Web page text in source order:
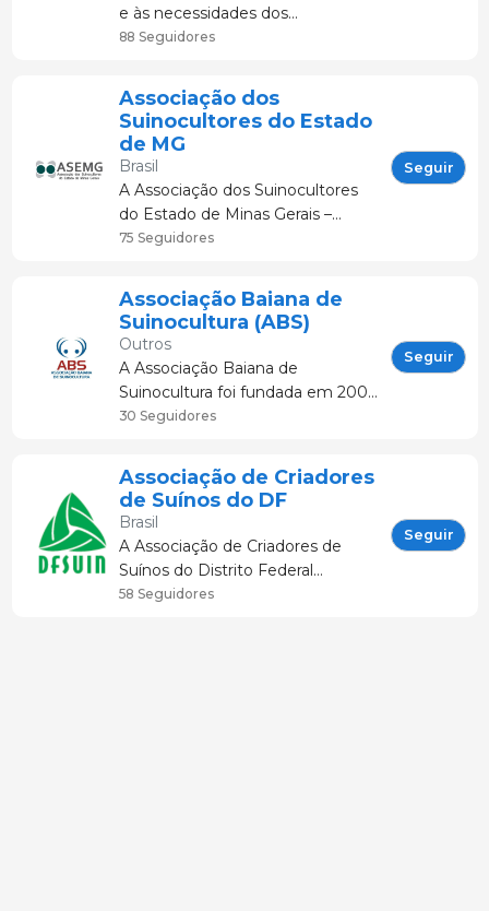
e às necessidades dos
produtores, a ACCS trabalha
também auxilia nas negociações
e pleitos que vêm do campo.
88 Seguidores
Associação dos
Suinocultores do Estado
de MG
Brasil
A Associação dos Suinocultores
do Estado de Minas Gerais –
ASEMG – foi fundada em 30 de
de Minas, com o objetivo de
defender os interesses
econômicos dos suinocultores de
Minas Gerais.
75 Seguidores
Seguir
Associação Baiana de
Suinocultura (ABS)
Outros
A Associação Baiana de
Suinocultura foi fundada em 2009
com o objetivo de fortalecer a
defender o interesse dos seus
associados e lutar por melhores
condições para a cadeia
produtiva.
30 Seguidores
Seguir
Associação de Criadores
de Suínos do DF
Brasil
A Associação de Criadores de
Suínos do Distrito Federal
(DFSuin) foi fundada em 2000
58 Seguidores
Seguir